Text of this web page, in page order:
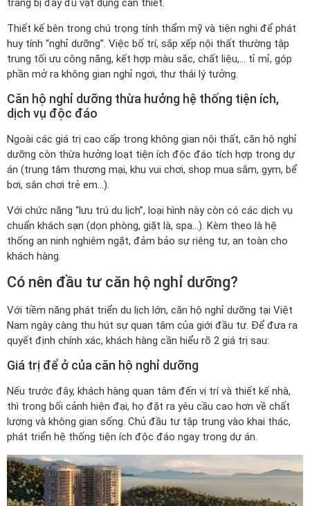
trang bị đầy đủ vật dụng cần thiết.
Thiết kế bên trong chú trọng tính thẩm mỹ và tiện nghi để phát
huy tính “nghỉ dưỡng”. Việc bố trí, sắp xếp nội thất thường tập
trung tối ưu công năng, kết hợp màu sắc, chất liệu,… tỉ mỉ, góp
phần mở ra không gian nghỉ ngơi, thư thái lý tưởng.
Căn hộ nghỉ dưỡng thừa hưởng hệ thống tiện ích,
dịch vụ độc đáo
Ngoài các giá trị cao cấp trong không gian nội thất, căn hộ nghỉ
dưỡng còn thừa hưởng loạt tiện ích độc đáo tích hợp trong dự
án (trung tâm thương mại, khu vui chơi, shop mua sắm, gym, bể
bơi, sân chơi trẻ em…).
Với chức năng “lưu trú du lịch”, loại hình này còn có các dịch vụ
chuẩn khách sạn (dọn phòng, giặt là, spa…). Kèm theo là hệ
thống an ninh nghiêm ngặt, đảm bảo sự riêng tư, an toàn cho
khách hàng.
Có nên đầu tư căn hộ nghỉ dưỡng?
Với tiềm năng phát triển du lịch lớn, căn hộ nghỉ dưỡng tại Việt
Nam ngày càng thu hút sự quan tâm của giới đầu tư. Để đưa ra
quyết định chính xác, khách hàng cần hiểu rõ 2 giá trị sau:
Giá trị để ở của căn hộ nghỉ dưỡng
Nếu trước đây, khách hàng quan tâm đến vị trí và thiết kế nhà,
thì trong bối cảnh hiện đại, họ đặt ra yêu cầu cao hơn về chất
lượng và không gian sống. Chủ đầu tư tập trung vào khai thác,
phát triển hệ thống tiện ích độc đáo ngay trong dự án.